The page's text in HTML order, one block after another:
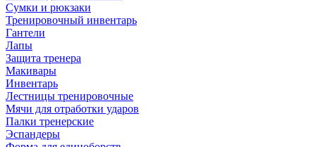
Сумки и рюкзаки
Тренировочный инвентарь
Гантели
Лапы
Защита тренера
Макивары
Инвентарь
Лестницы тренировочные
Мячи для отработки ударов
Палки тренерские
Эспандеры